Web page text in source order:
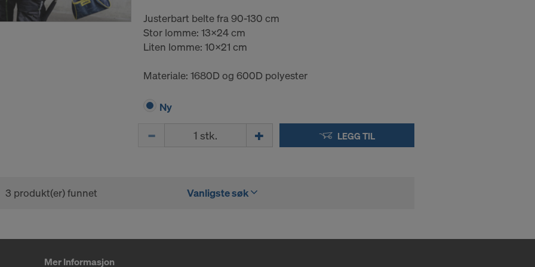
Justerbart belte fra 90-130 cm
Stor lomme: 13x24 cm
Liten lomme: 10x21 cm
Materiale: 1680D og 600D polyester
Ny
LEGG TIL
3 produkt(er) funnet Vanligste søk
Mer Informasjon